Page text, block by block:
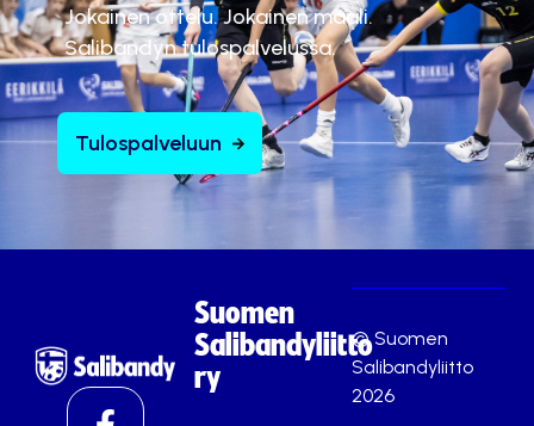
Jokainen ottelu. Jokainen maali.
Salibandyn tulospalvelussa.
Tulospalveluun
Suomen
Salibandyliitto
ry
© Suomen
Salibandyliitto
2026